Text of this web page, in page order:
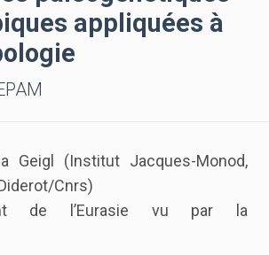
appliquées à
Geigl (Institut Jacques-Monod,
Cnrs)
de l’Eurasie vu par la